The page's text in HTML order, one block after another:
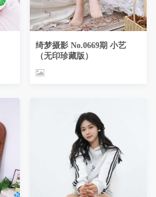
绮梦摄影 No.0669期 小艺
（无印珍藏版）